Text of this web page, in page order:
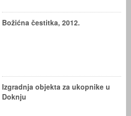
Božićna čestitka, 2012.
Izgradnja objekta za ukopnike u
Doknju